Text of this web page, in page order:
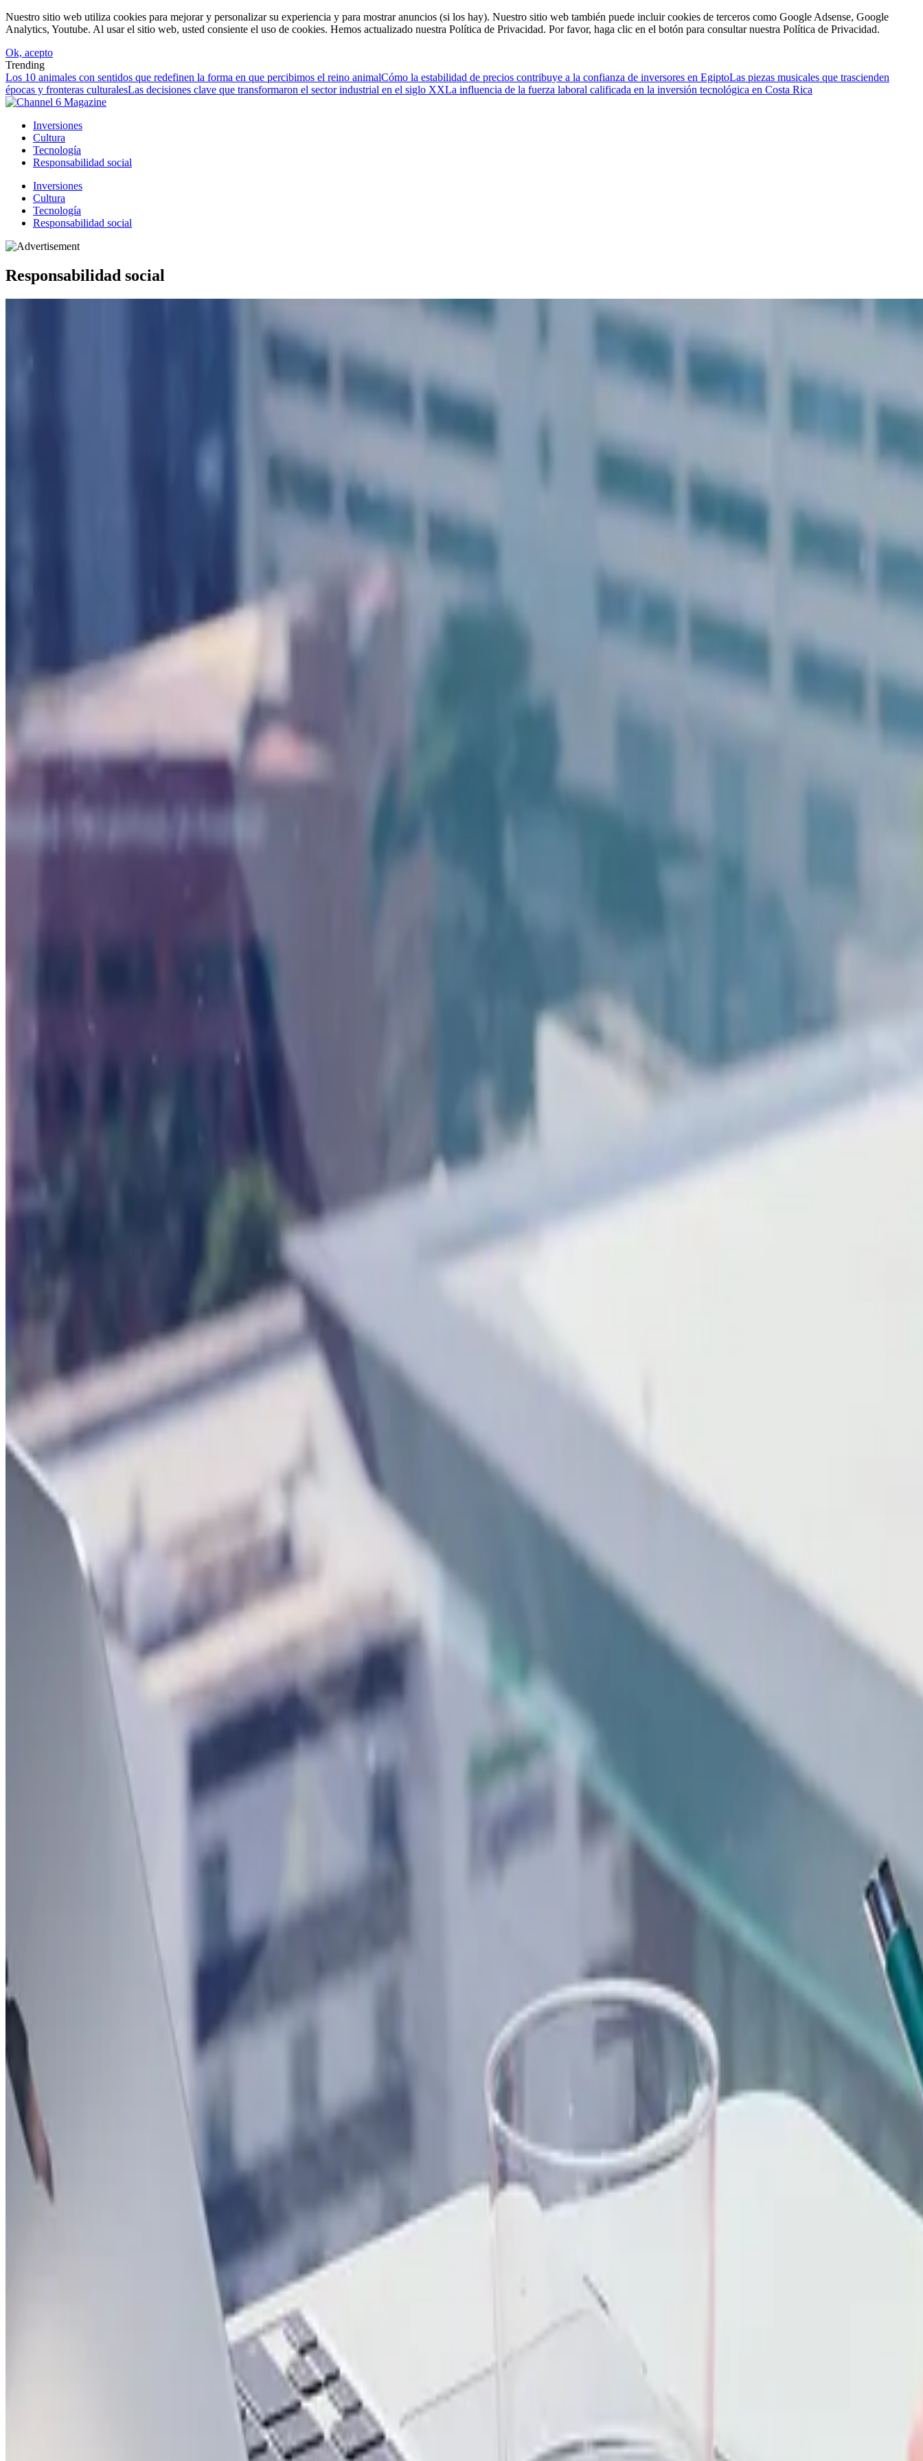
Nuestro sitio web utiliza cookies para mejorar y personalizar su experiencia y para mostrar anuncios (si los hay). Nuestro sitio web también puede incluir cookies de terceros como Google Adsense, Google
Analytics, Youtube. Al usar el sitio web, usted consiente el uso de cookies. Hemos actualizado nuestra Política de Privacidad. Por favor, haga clic en el botón para consultar nuestra Política de Privacidad.
Ok, acepto
Trending
Los 10 animales con sentidos que redefinen la forma en que percibimos el reino animalCómo la estabilidad de precios contribuye a la confianza de inversores en EgiptoLas piezas musicales que trascienden
épocas y fronteras culturalesLas decisiones clave que transformaron el sector industrial en el siglo XXLa influencia de la fuerza laboral calificada en la inversión tecnológica en Costa Rica
Inversiones
Cultura
Tecnología
Responsabilidad social
Inversiones
Cultura
Tecnología
Responsabilidad social
Responsabilidad social